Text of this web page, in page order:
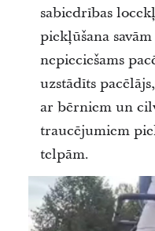
sabiedrības
piekļūšana
nepieciešams
uzstādīts
ar bērniem un
traucējumiem
telpām.